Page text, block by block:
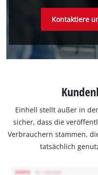
Kontaktiere
Einhell stellt außer in
sicher, dass die
Verbrauchern stammen,
tatsächlich